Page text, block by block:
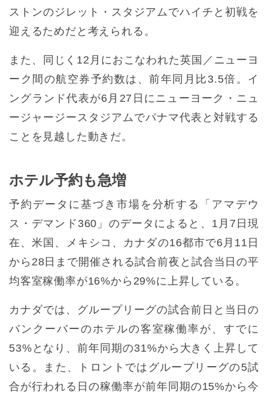
ストンのジレット・スタジアムでハイチと初戦を
迎えるためだと考えられる。
また、同じく12月におこなわれた英国／ニューヨ
ーク間の航空券予約数は、前年同月比3.5倍。イ
ングランド代表が6月27日にニューヨーク・ニュ
ージャージースタジアムでパナマ代表と対戦する
ことを見越した動きだ。
ホテル予約も急増
予約データに基づき市場を分析する「アマデウ
ス・デマンド360」のデータによると、1月7日現
在、米国、メキシコ、カナダの16都市で6月11日
から28日まで開催される試合前夜と試合当日の平
均客室稼働率が16%から29%に上昇している。
カナダでは、グループリーグの試合前日と当日の
バンクーバーのホテルの客室稼働率が、すでに
53%となり、前年同期の31%から大きく上昇して
いる。また、トロントではグループリーグの5試
合が行われる日の稼働率が前年同期の15%から今